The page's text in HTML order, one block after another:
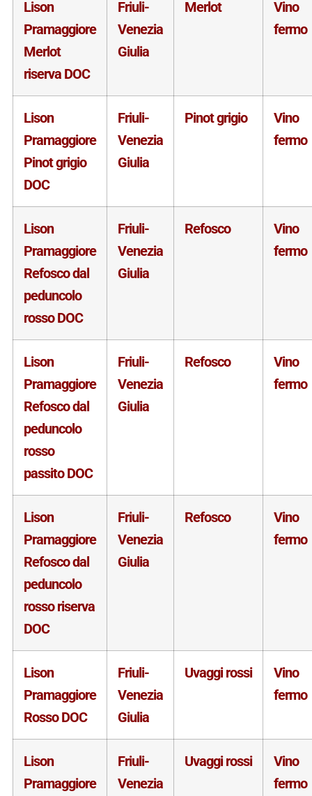
Lison
Pramaggiore
Merlot
riserva DOC
Friuli-
Venezia
Giulia
Merlot
Vino
fermo
Lison
Pramaggiore
Pinot grigio
DOC
Friuli-
Venezia
Giulia
Pinot grigio
Vino
fermo
Lison
Pramaggiore
Refosco dal
peduncolo
rosso DOC
Friuli-
Venezia
Giulia
Refosco
Vino
fermo
Lison
Pramaggiore
Refosco dal
peduncolo
rosso
passito DOC
Friuli-
Venezia
Giulia
Refosco
Vino
fermo
Lison
Pramaggiore
Refosco dal
peduncolo
rosso riserva
DOC
Friuli-
Venezia
Giulia
Refosco
Vino
fermo
Lison
Pramaggiore
Rosso DOC
Friuli-
Venezia
Giulia
Uvaggi rossi
Vino
fermo
Lison
Pramaggiore
Friuli-
Venezia
Uvaggi rossi
Vino
fermo